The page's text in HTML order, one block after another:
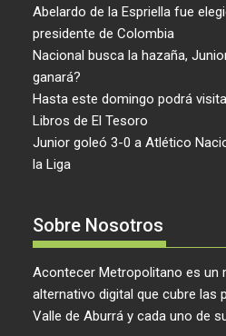
Abelardo de la Espriella fue
presidente de Colombia
Nacional busca la hazaña,
ganará?
Hasta este domingo podrá
Libros de El Tesoro
Junior goleó 3-0 a Atlético
la Liga
Sobre Nosotros
Acontecer Metropolitano es un
alternativo digital que cubre las
Valle de Aburrá y cada uno de